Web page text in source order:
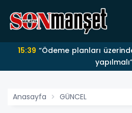
15:39
Anasayfa GÜNCEL